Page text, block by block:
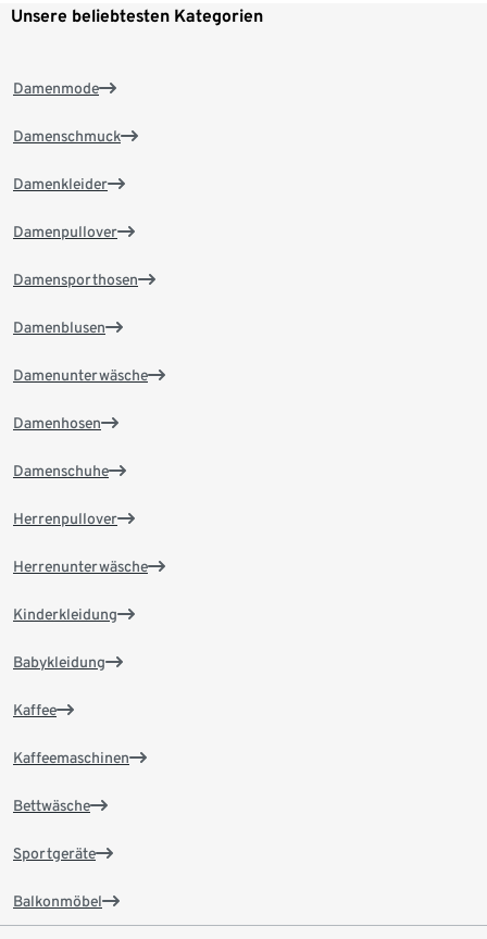
Unsere beliebtesten Kategorien
Damenmode
Damenschmuck
Damenkleider
Damenpullover
Damensporthosen
Damenblusen
Damenunterwäsche
Damenhosen
Damenschuhe
Herrenpullover
Herrenunterwäsche
Kinderkleidung
Babykleidung
Kaffee
Kaffeemaschinen
Bettwäsche
Sportgeräte
Balkonmöbel